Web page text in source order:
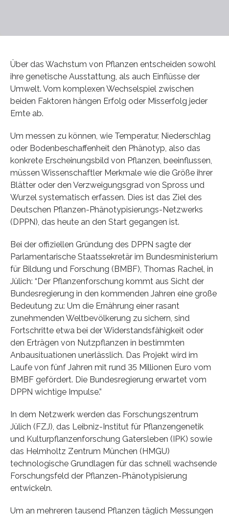
Über das Wachstum von Pflanzen entscheiden sowohl
ihre genetische Ausstattung, als auch Einflüsse der
Umwelt. Vom komplexen Wechselspiel zwischen
beiden Faktoren hängen Erfolg oder Misserfolg jeder
Ernte ab.
Um messen zu können, wie Temperatur, Niederschlag
oder Bodenbeschaffenheit den Phänotyp, also das
konkrete Erscheinungsbild von Pflanzen, beeinflussen,
müssen Wissenschaftler Merkmale wie die Größe ihrer
Blätter oder den Verzweigungsgrad von Spross und
Wurzel systematisch erfassen. Dies ist das Ziel des
Deutschen Pflanzen-Phänotypisierungs-Netzwerks
(DPPN), das heute an den Start gegangen ist.
Bei der offiziellen Gründung des DPPN sagte der
Parlamentarische Staatssekretär im Bundesministerium
für Bildung und Forschung (BMBF), Thomas Rachel, in
Jülich: “Der Pflanzenforschung kommt aus Sicht der
Bundesregierung in den kommenden Jahren eine große
Bedeutung zu: Um die Ernährung einer rasant
zunehmenden Weltbevölkerung zu sichern, sind
Fortschritte etwa bei der Widerstandsfähigkeit oder
den Erträgen von Nutzpflanzen in bestimmten
Anbausituationen unerlässlich. Das Projekt wird im
Laufe von fünf Jahren mit rund 35 Millionen Euro vom
BMBF gefördert. Die Bundesregierung erwartet vom
DPPN wichtige Impulse.”
In dem Netzwerk werden das Forschungszentrum
Jülich (FZJ), das Leibniz-Institut für Pflanzengenetik
und Kulturpflanzenforschung Gatersleben (IPK) sowie
das Helmholtz Zentrum München (HMGU)
technologische Grundlagen für das schnell wachsende
Forschungsfeld der Pflanzen-Phänotypisierung
entwickeln.
Um an mehreren tausend Pflanzen täglich Messungen